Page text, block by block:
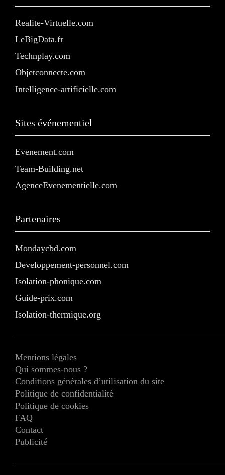
Realite-Virtuelle.com
LeBigData.fr
Technplay.com
Objetconnecte.com
Intelligence-artificielle.com
Sites événementiel
Evenement.com
Team-Building.net
AgenceEvenementielle.com
Partenaires
Mondaycbd.com
Developpement-personnel.com
Isolation-phonique.com
Guide-prix.com
Isolation-thermique.org
Mentions légales
Qui sommes-nous ?
Conditions générales d’utilisation du site
Politique de confidentialité
Politique de cookies
FAQ
Contact
Publicité